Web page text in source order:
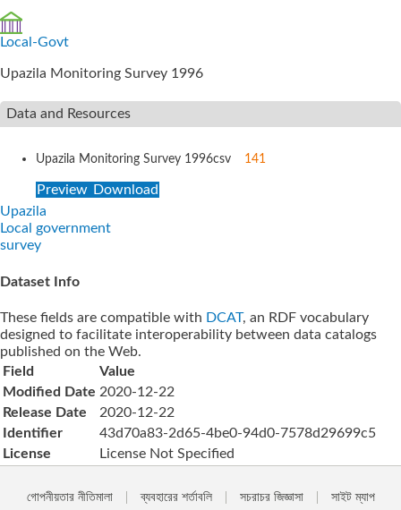
Local-Govt
Upazila Monitoring Survey 1996
Data and Resources
Upazila Monitoring Survey 1996csv 141
Preview Download
Upazila
Local government
survey
Dataset Info
These fields are compatible with DCAT, an RDF vocabulary
designed to facilitate interoperability between data catalogs
published on the Web.
Field
Value
Modified Date 2020-12-22
Release Date
2020-12-22
Identifier
43d70a83-2d65-4be0-94d0-7578d29699c5
License
License Not Specified
গোপনীয়তার নীতিমালা ব্যবহারের শর্তাবলি সচরাচর জিজ্ঞাসা সাইট ম্যাপ